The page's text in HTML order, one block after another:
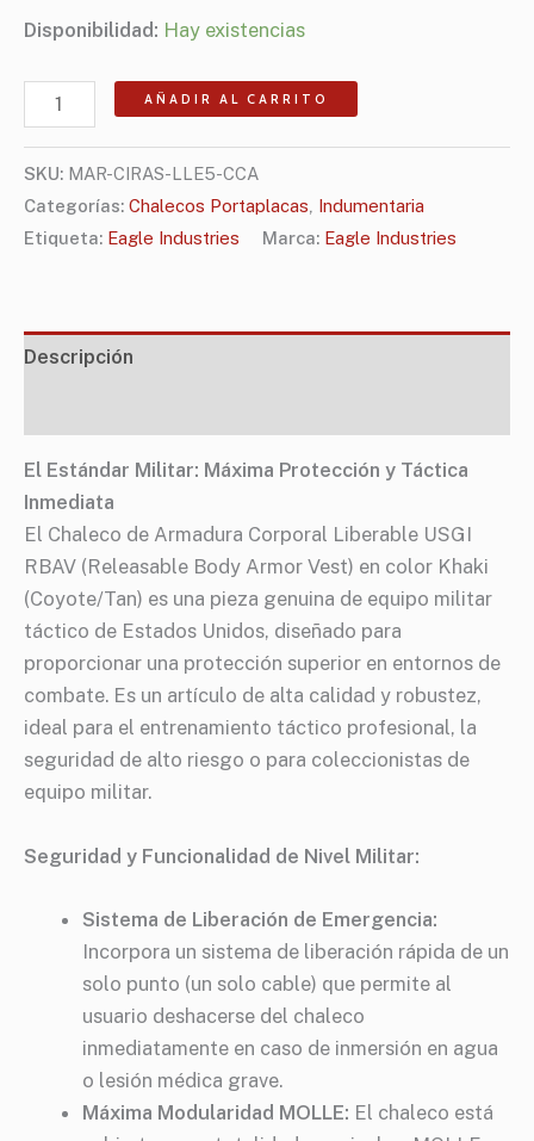
Disponibilidad: Hay existencias
AÑADIR AL CARRITO
SKU: MAR-CIRAS-LLE5-CCA
Categorías: Chalecos Portaplacas, Indumentaria
Etiqueta: Eagle Industries Marca: Eagle Industries
Descripción
El Estándar Militar: Máxima Protección y Táctica
Inmediata
El Chaleco de Armadura Corporal Liberable USGI
RBAV (Releasable Body Armor Vest) en color Khaki
(Coyote/Tan) es una pieza genuina de equipo militar
táctico de Estados Unidos, diseñado para
proporcionar una protección superior en entornos de
combate. Es un artículo de alta calidad y robustez,
ideal para el entrenamiento táctico profesional, la
seguridad de alto riesgo o para coleccionistas de
equipo militar.
Seguridad y Funcionalidad de Nivel Militar:
Sistema de Liberación de Emergencia:
Incorpora un sistema de liberación rápida de un
solo punto (un solo cable) que permite al
usuario deshacerse del chaleco
inmediatamente en caso de inmersión en agua
o lesión médica grave.
Máxima Modularidad MOLLE: El chaleco está